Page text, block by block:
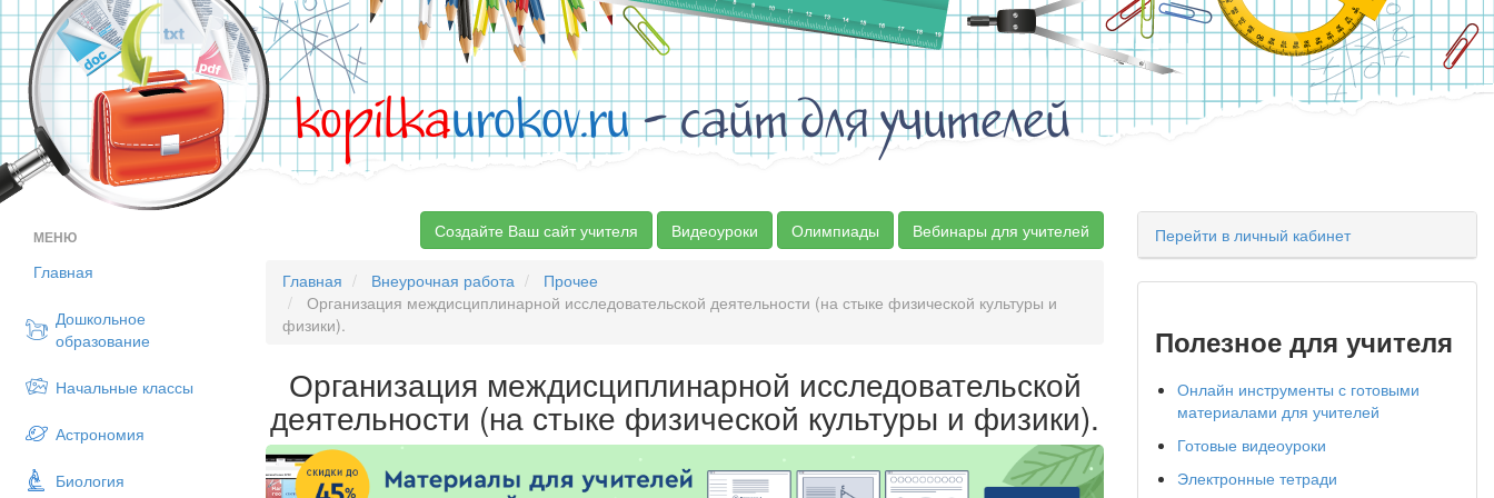
kopilkaurokov.ru- сайт для учителей
МЕНЮ
Главная
Дошкольное
образование
Начальные классы
Астрономия
Биология
Создайте Ваш сайт учителя Видеоуроки Олимпиады Вебинары для учителей
Главная Внеурочная работа
Прочее
Организация междисциплинарной исследовательской деятельности (на стыке физической культуры и
физики).
Организация междисциплинарной исследовательской
деятельности (на стыке физической культуры и физики).
Перейти в личный кабинет
Полезное для учителя
Онлайн инструменты с готовыми
материалами для учителей
Готовые видеоуроки
Электронные тетради